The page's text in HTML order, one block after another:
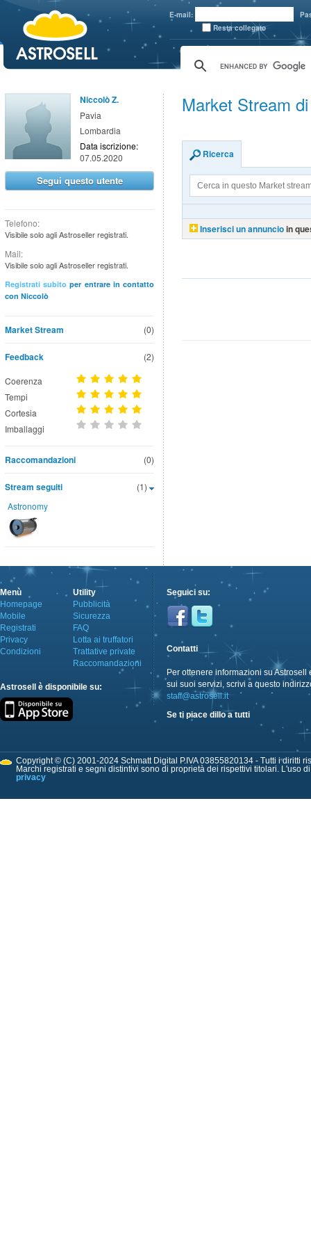
E-mail:
Resta collegato
Niccolò Z.
Pavia
Lombardia
Data iscrizione:
07.05.2020
Segui questo utente
Telefono:
Visibile solo agli Astroseller registrati.
Mail:
Visibile solo agli Astroseller registrati.
Registrati subito per entrare in contatto
con Niccolò
(0)
Market Stream
Feedback (2)
Coerenza
Tempi
Cortesia
Imballaggi
(0)
Raccomandazioni
(1)
Stream seguiti
Astronomy
Market Stream
Ricerca
Inserisci un annuncioin
Menù
Homepage
Mobile
Registrati
Privacy
Condizioni
Utility
Pubblicità
Sicurezza
FAQ
Lotta ai truffatori
Trattative private
Raccomandazioni
Astrosell è disponibile su:
Seguici su:
Contatti
Per ottenere informazioni su Astrosell
sui suoi servizi, scrivi a questo
staff@astrosell.it
Se ti piace dillo a tutti
Copyright © (C) 2001-2024 Schmatt Digital P.IVA 03855820134 - Tutti i diritti
Marchi registrati e segni distintivi sono di proprietà dei rispettivi titolari. L'uso
privacy